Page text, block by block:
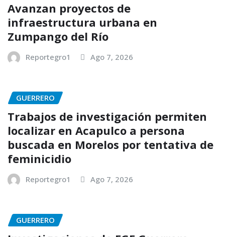
Avanzan proyectos de
infraestructura urbana en
Zumpango del Río
Reportegro1 Ago 7, 2026
GUERRERO
Trabajos de investigación permiten
localizar en Acapulco a persona
buscada en Morelos por tentativa de
feminicidio
Reportegro1 Ago 7, 2026
GUERRERO